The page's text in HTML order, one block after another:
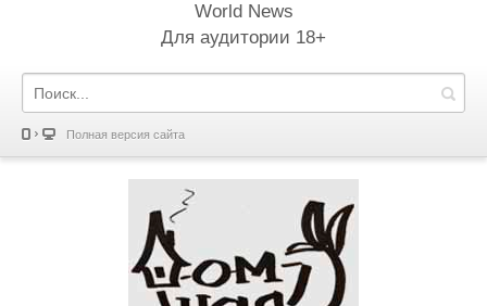
World News
Для аудитории 18+
Полная версия сайта